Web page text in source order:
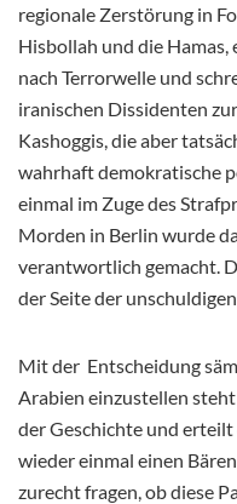
regionale Zerstörung in
Hisbollah und die
nach Terrorwelle und
iranischen Dissidenten
Kashoggis, die aber
wahrhaft demokratische
einmal im Zuge des
Morden in Berlin wurde
verantwortlich gemacht.
der Seite der
Mit der Entscheidung
Arabien einzustellen
der Geschichte und
wieder einmal einen
zurecht fragen, ob diese